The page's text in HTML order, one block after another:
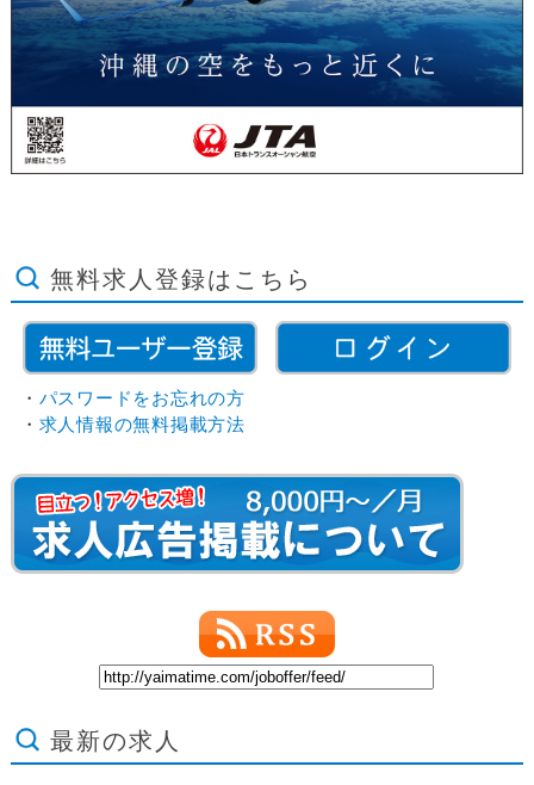
無料求人登録はこちら
・ パスワードをお忘れの方
・ 求人情報の無料掲載方法
最新の求人